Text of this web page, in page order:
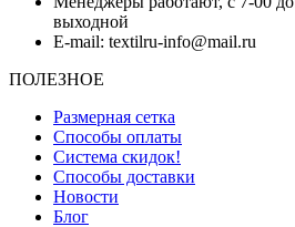
выходной
E-mail: textilru-info@mail.ru
ПОЛЕЗНОЕ
Размерная сетка
Способы оплаты
Система скидок!
Способы доставки
Новости
Блог